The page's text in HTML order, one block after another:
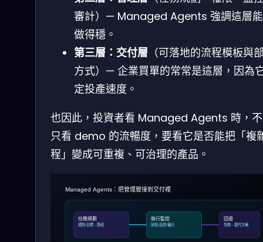
審計）— Managed Agents 強調這層
做得穩。
第三層：交付層 （可落地的流程模板與
方式）— 企業買單的常常是這層，因為
定投產速度。
也因此，投資者看 Managed Agents 時，
只看 demo 的流暢度，要看它是否能把「複
程」變成可重複、可治理的產品。
Managed Agents：把管理層接到交付裡
任務規劃
規則/目標→路徑
執行監控
狀態/品質/審計
回退
失敗→替代方案